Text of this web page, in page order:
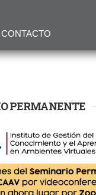
CONTACTO
PERMANENTE